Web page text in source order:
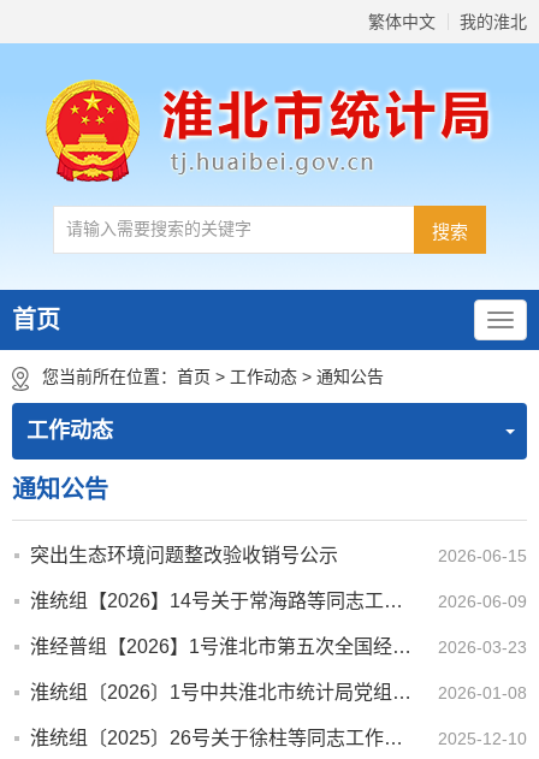
繁体中文 我的淮北
首页
您当前所在位置： 首页 > 工作动态 > 通知公告
工作动态
通知公告
突出生态环境问题整改验收销号公示 2026-06-15
淮统组【2026】14号关于常海路等同志工作职务的通知 2026-06-09
淮经普组【2026】1号淮北市第五次全国经济普查领导小组关于表扬全市第五次全国经济普查先进集体和先进个... 2026-03-23
淮统组〔2026〕1号中共淮北市统计局党组关于领导班子成员分工调整的通知 2026-01-08
淮统组〔2025〕26号关于徐柱等同志工作职务的通知 2025-12-10